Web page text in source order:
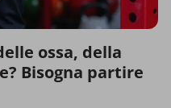
ossa, della
Bisogna partire